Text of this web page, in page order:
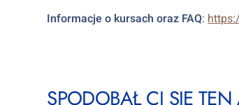
Informacje o kursach oraz FAQ:
SPODOBAŁ CI SIĘ TEN